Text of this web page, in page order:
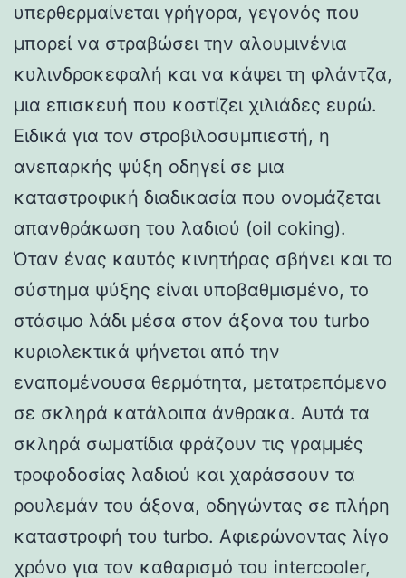
υπερθερμαίνεται γρήγορα, γεγονός που
μπορεί να στραβώσει την αλουμινένια
κυλινδροκεφαλή και να κάψει τη φλάντζα,
μια επισκευή που κοστίζει χιλιάδες ευρώ.
Ειδικά για τον στροβιλοσυμπιεστή, η
ανεπαρκής ψύξη οδηγεί σε μια
καταστροφική διαδικασία που ονομάζεται
απανθράκωση του λαδιού (oil coking).
Όταν ένας καυτός κινητήρας σβήνει και το
σύστημα ψύξης είναι υποβαθμισμένο, το
στάσιμο λάδι μέσα στον άξονα του turbo
κυριολεκτικά ψήνεται από την
εναπομένουσα θερμότητα, μετατρεπόμενο
σε σκληρά κατάλοιπα άνθρακα. Αυτά τα
σκληρά σωματίδια φράζουν τις γραμμές
τροφοδοσίας λαδιού και χαράσσουν τα
ρουλεμάν του άξονα, οδηγώντας σε πλήρη
καταστροφή του turbo. Αφιερώνοντας λίγο
χρόνο για τον καθαρισμό του intercooler,